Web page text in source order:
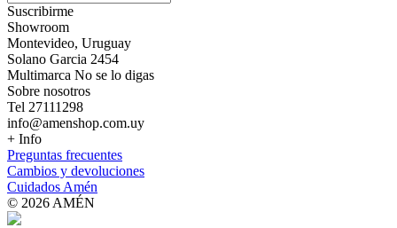
Suscribirme
Showroom
Montevideo, Uruguay
Solano Garcia 2454
Multimarca No se lo digas
Sobre nosotros
Tel 27111298
info@amenshop.com.uy
+ Info
Preguntas frecuentes
Cambios y devoluciones
Cuidados Amén
© 2026 AMÉN